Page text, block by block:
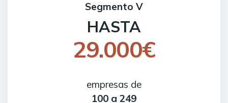
Segmento V
HASTA
29.000€
empresas de
100 a 249